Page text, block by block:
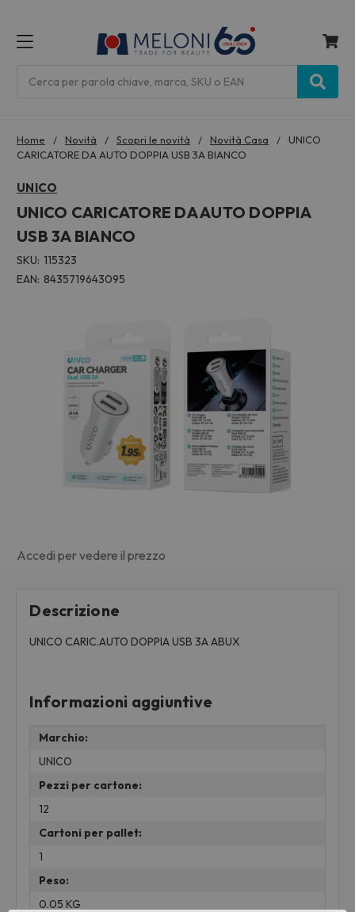
Home Novità Scopri le novità Novità Casa
UNICO
CARICATORE DA AUTO DOPPIA USB 3A BIANCO
UNICO
UNICO CARICATORE DA AUTO DOPPIA
USB 3A BIANCO
SKU: 115323
EAN: 8435719643095
Accedi per vedere il prezzo
Descrizione
UNICO CARIC.AUTO DOPPIA USB 3A ABUX
Informazioni aggiuntive
Marchio:
UNICO
Pezzi per cartone:
12
Cartoni per pallet:
1
Peso:
0.05 KG